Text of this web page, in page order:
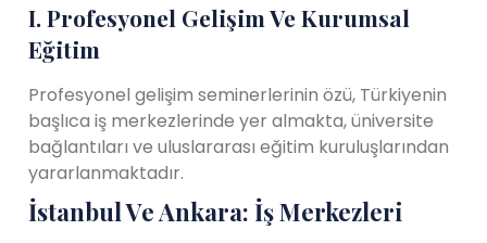
I. Profesyonel Gelişim Ve Kurumsal
Eğitim
Profesyonel gelişim seminerlerinin özü, Türkiyenin
başlıca iş merkezlerinde yer almakta, üniversite
bağlantıları ve uluslararası eğitim kuruluşlarından
yararlanmaktadır.
İstanbul Ve Ankara: İş Merkezleri